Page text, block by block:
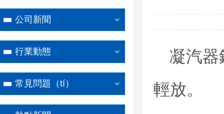
公司新聞
行業動態
常見問題（tí）
凝汽器
輕放。